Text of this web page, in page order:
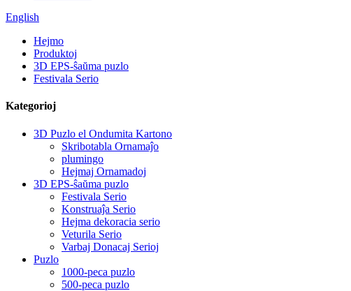
English
Hejmo
Produktoj
3D EPS-ŝaŭma puzlo
Festivala Serio
Kategorioj
3D Puzlo el Ondumita Kartono
Skribotabla Ornamaĵo
plumingo
Hejmaj Ornamadoj
3D EPS-ŝaŭma puzlo
Festivala Serio
Konstruaĵa Serio
Hejma dekoracia serio
Veturila Serio
Varbaj Donacaj Serioj
Puzlo
1000-peca puzlo
500-peca puzlo